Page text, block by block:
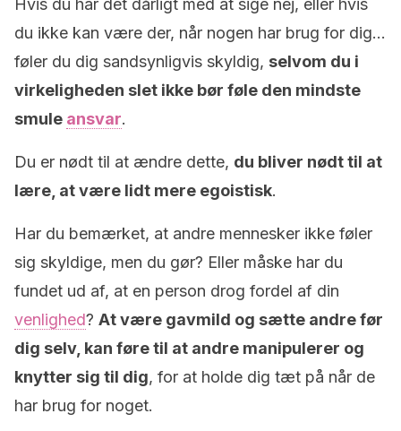
Hvis du har det dårligt med at sige nej, eller hvis
du ikke kan være der, når nogen har brug for dig…
føler du dig sandsynligvis skyldig, selvom du i
virkeligheden slet ikke bør føle den mindste
smule ansvar.
Du er nødt til at ændre dette, du bliver nødt til at
lære, at være lidt mere egoistisk.
Har du bemærket, at andre mennesker ikke føler
sig skyldige, men du gør? Eller måske har du
fundet ud af, at en person drog fordel af din
venlighed? At være gavmild og sætte andre før
dig selv, kan føre til at andre manipulerer og
knytter sig til dig, for at holde dig tæt på når de
har brug for noget.